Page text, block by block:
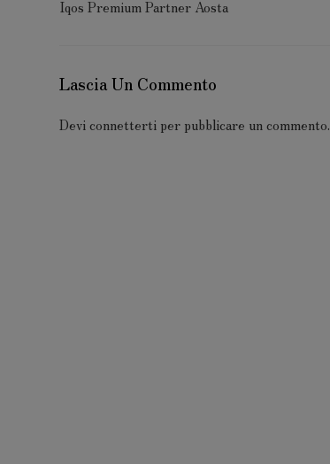
Iqos Premium Partner Aosta
Lascia Un Commento
Deviconnetterti per pubblicare un commento.